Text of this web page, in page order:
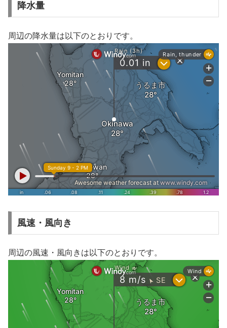
降水量
周辺の降水量は以下のとおりです。
風速・風向き
周辺の風速・風向きは以下のとおりです。